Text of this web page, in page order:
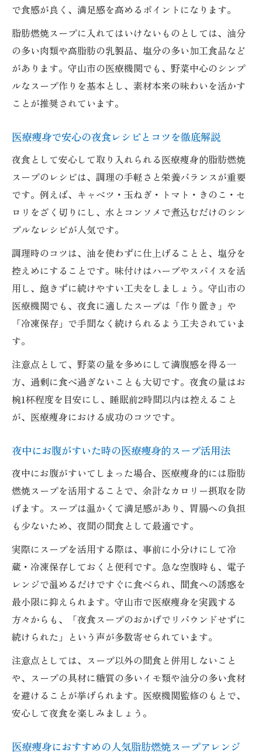
で食感が良く、満足感を高めるポイントになります。
脂肪燃焼スープに入れてはいけないものとしては、油分
の多い肉類や高脂肪の乳製品、塩分の多い加工食品など
があります。守山市の医療機関でも、野菜中心のシンプ
ルなスープ作りを基本とし、素材本来の味わいを活かす
ことが推奨されています。
医療痩身で安心の夜食レシピとコツを徹底解説
夜食として安心して取り入れられる医療痩身的脂肪燃焼
スープのレシピは、調理の手軽さと栄養バランスが重要
です。例えば、キャベツ・玉ねぎ・トマト・きのこ・セ
ロリをざく切りにし、水とコンソメで煮込むだけのシン
プルなレシピが人気です。
調理時のコツは、油を使わずに仕上げることと、塩分を
控えめにすることです。味付けはハーブやスパイスを活
用し、飽きずに続けやすい工夫をしましょう。守山市の
医療機関でも、夜食に適したスープは「作り置き」や
「冷凍保存」で手間なく続けられるよう工夫されていま
す。
注意点として、野菜の量を多めにして満腹感を得る一
方、過剰に食べ過ぎないことも大切です。夜食の量はお
椀1杯程度を目安にし、睡眠前2時間以内は控えること
が、医療痩身における成功のコツです。
夜中にお腹がすいた時の医療痩身的スープ活用法
夜中にお腹がすいてしまった場合、医療痩身的には脂肪
燃焼スープを活用することで、余計なカロリー摂取を防
げます。スープは温かくて満足感があり、胃腸への負担
も少ないため、夜間の間食として最適です。
実際にスープを活用する際は、事前に小分けにして冷
蔵・冷凍保存しておくと便利です。急な空腹時も、電子
レンジで温めるだけですぐに食べられ、間食への誘惑を
最小限に抑えられます。守山市で医療痩身を実践する
方々からも、「夜食スープのおかげでリバウンドせずに
続けられた」という声が多数寄せられています。
注意点としては、スープ以外の間食と併用しないこと
や、スープの具材に糖質の多いイモ類や油分の多い食材
を避けることが挙げられます。医療機関監修のもとで、
安心して夜食を楽しみましょう。
医療痩身におすすめの人気脂肪燃焼スープアレンジ